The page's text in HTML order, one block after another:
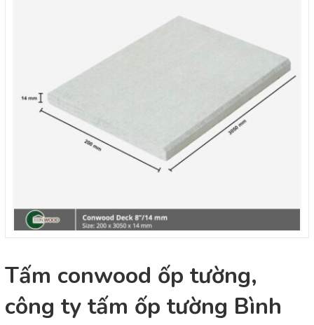
Tấm conwood ốp tường,
công ty tấm ốp tường Bình